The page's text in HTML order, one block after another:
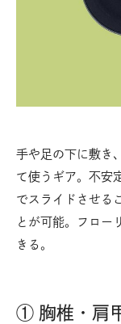
手や足の下に敷き
て使うギア。不安
でスライドさせる
とが可能。フロー
きる。
① 胸椎・肩